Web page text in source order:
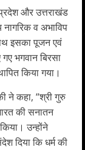
और उत्तराखंड
व अभाविप
इसका पूजन एवं
भगवान बिरसा
किया गया।
ने कहा, “श्री गुरु
की सनातन
उन्होंने
दिया कि धर्म की